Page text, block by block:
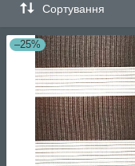
Сортування
–25%